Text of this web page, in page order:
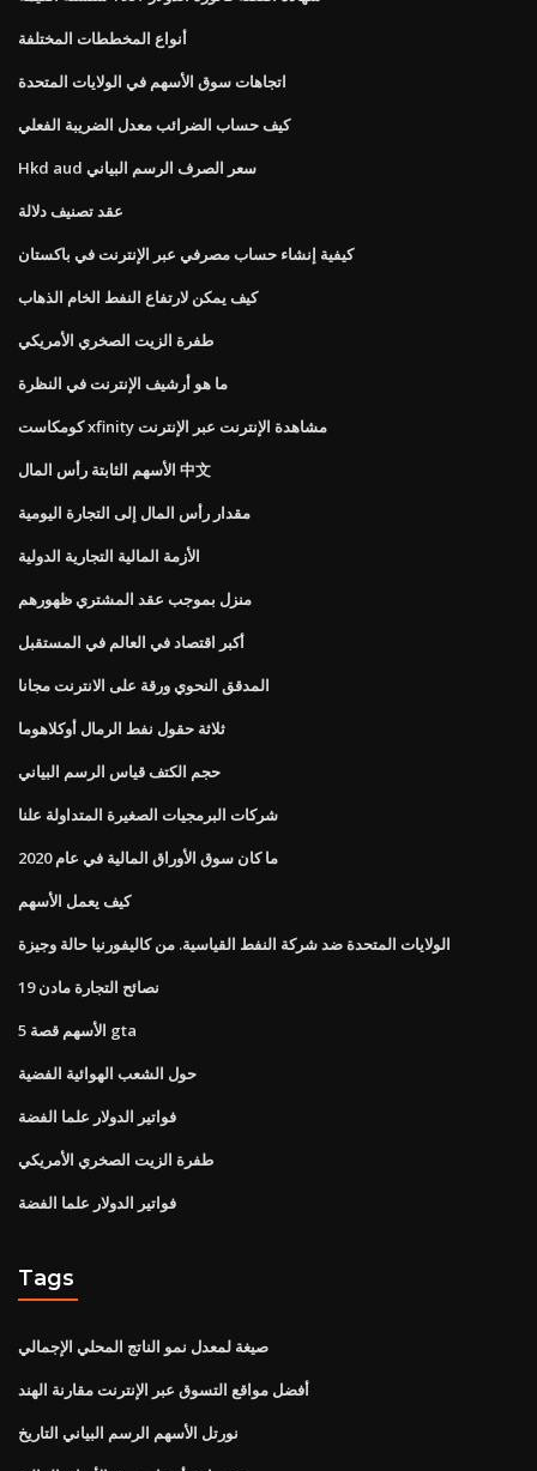
أنواع المخططات المختلفة
اتجاهات سوق الأسهم في الولايات المتحدة
كيف حساب الضرائب معدل الضريبة الفعلي
Hkd aud سعر الصرف الرسم البياني
عقد تصنيف دلالة
كيفية إنشاء حساب مصرفي عبر الإنترنت في باكستان
كيف يمكن لارتفاع النفط الخام الذهاب
طفرة الزيت الصخري الأمريكي
ما هو أرشيف الإنترنت في النظرة
كومكاست xfinity مشاهدة الإنترنت عبر الإنترنت
الأسهم الثابتة رأس المال 中文
مقدار رأس المال إلى التجارة اليومية
الأزمة المالية التجارية الدولية
منزل بموجب عقد المشتري ظهورهم
أكبر اقتصاد في العالم في المستقبل
المدقق النحوي ورقة على الانترنت مجانا
ثلاثة حقول نفط الرمال أوكلاهوما
حجم الكتف قياس الرسم البياني
شركات البرمجيات الصغيرة المتداولة علنا
ما كان سوق الأوراق المالية في عام 2020
كيف يعمل الأسهم
الولايات المتحدة ضد شركة النفط القياسية. من كاليفورنيا حالة وجيزة
نصائح التجارة مادن 19
الأسهم قصة 5 gta
حول الشعب الهوائية الفضية
فواتير الدولار علما الفضة
طفرة الزيت الصخري الأمريكي
فواتير الدولار علما الفضة
Tags
صيغة لمعدل نمو الناتج المحلي الإجمالي
أفضل مواقع التسوق عبر الإنترنت مقارنة الهند
نورتل الأسهم الرسم البياني التاريخ